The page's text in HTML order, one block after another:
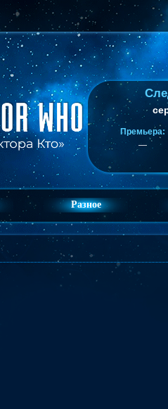
Премьера:
—
Разное